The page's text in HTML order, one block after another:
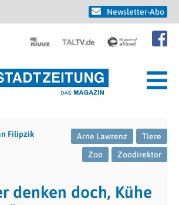
Newsletter-Abo
Filipzik Arne Lawrenz
Tiere
Zoo
Zoodirektor
denken doch, Kühe